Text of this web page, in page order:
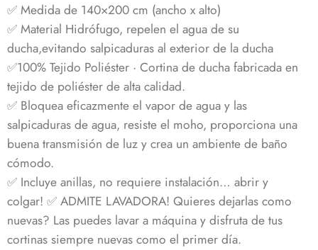
✅ Medida de 140×200 cm (ancho x alto)
✅ Material Hidrófugo, repelen el agua de su
ducha,evitando salpicaduras al exterior de la ducha
✅100% Tejido Poliéster · Cortina de ducha fabricada en
tejido de poliéster de alta calidad.
✅ Bloquea eficazmente el vapor de agua y las
salpicaduras de agua, resiste el moho, proporciona una
buena transmisión de luz y crea un ambiente de baño
cómodo.
✅ Incluye anillas, no requiere instalación… abrir y
colgar! ✅ ADMITE LAVADORA! Quieres dejarlas como
nuevas? Las puedes lavar a máquina y disfruta de tus
cortinas siempre nuevas como el primer día.